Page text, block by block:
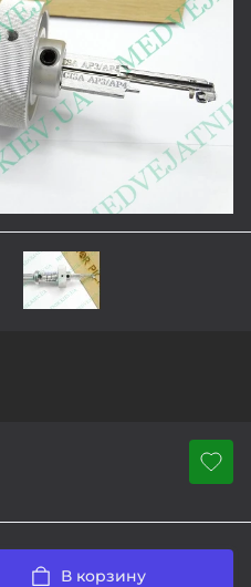
В корзину